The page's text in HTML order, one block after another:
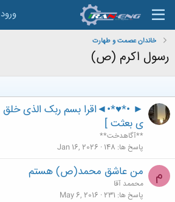
ورود
خاندان عصمت و طهارت
رسول اکرم (ص)
► •*♥*•◄اقرا بسم ربک الذی خلق
ی بعثت ]
**آگاهدخت**
پاسخ ها 148
Jan 16, 2026
م من عاشق محمد(ص) هستم
محممد آقا
پاسخ ها 231
May 6, 2016